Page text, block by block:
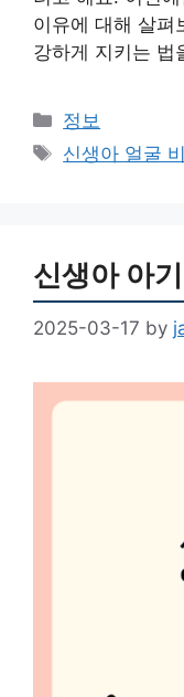
이유에 대해 살펴
강하게 지키는
Categories
정보
Tags
신생아 얼굴
신생아 아
2025-03-17 by